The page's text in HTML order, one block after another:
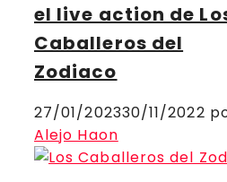
el live action de
Caballeros del
Zodiaco
27/01/202330/11/2022
Alejo Haon